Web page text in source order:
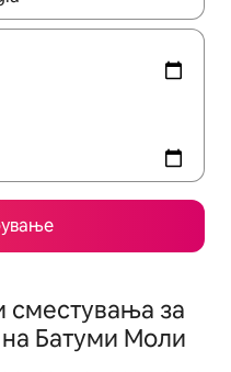
сместувања за
Батуми Моли